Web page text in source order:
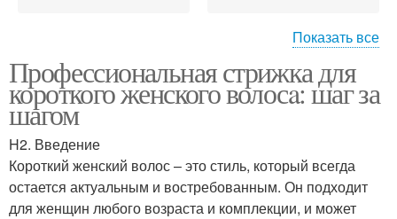
Равномерные стрижки Укороченные стрижки
Стрижка на разных
типах
Короткие стрижки
Показать все
Профессиональная стрижка для
короткого женского волосa: шаг за
шагом
H2. Введение
Короткий женский волос – это стиль, который всегда
остается актуальным и востребованным. Он подходит
для женщин любого возраста и комплекции, и может